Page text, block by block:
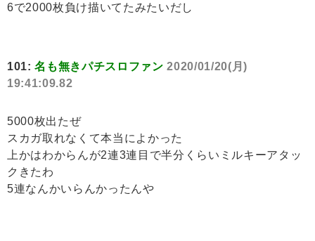
6で2000枚負け描いてたみたいだし
101:名も無きパチスロファン 2020/01/20(月)
19:41:09.82
5000枚出たぜ
スカガ取れなくて本当によかった
上かはわからんが2連3連目で半分くらいミルキーアタッ
クきたわ
5連なんかいらんかったんや